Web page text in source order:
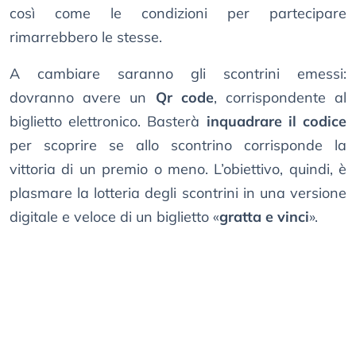
così come le condizioni per partecipare
rimarrebbero le stesse.
A cambiare saranno gli scontrini emessi:
dovranno avere un Qr code, corrispondente al
biglietto elettronico. Basterà inquadrare il codice
per scoprire se allo scontrino corrisponde la
vittoria di un premio o meno. L’obiettivo, quindi, è
plasmare la lotteria degli scontrini in una versione
digitale e veloce di un biglietto «gratta e vinci».